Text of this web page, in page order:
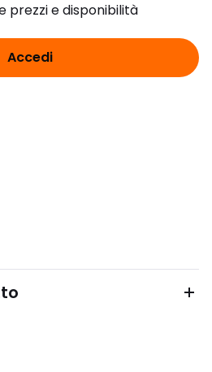
prezzi e disponibilità
Accedi